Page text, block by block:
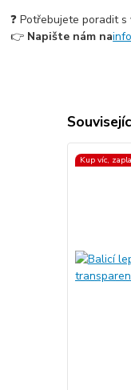
❓ Potřebujete poradit
👉 Napište nám na
Kup víc,